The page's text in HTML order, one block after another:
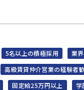
5名以上の積極採用 業
高級賃貸仲介営業の経験者
固定給25万円以上 学